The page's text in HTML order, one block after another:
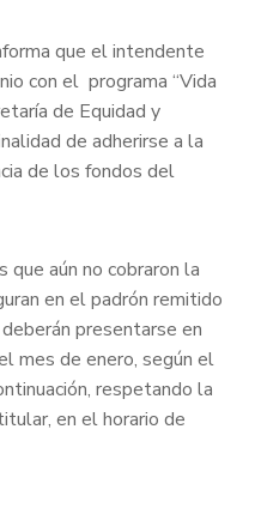
que el intendente
con el programa “Vida
de Equidad y
de adherirse a la
de los fondos del
aún no cobraron la
en el padrón remitido
presentarse en
mes de enero, según el
respetando la
en el horario de